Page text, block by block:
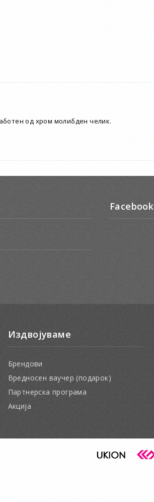
од хром молибден челик.
Facebook
Издвојуваме
Брендови
Вредносен ваучер (подарок)
Партнерска програма
Акција